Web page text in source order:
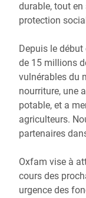
durable, tout
protection
Depuis le
de 15 millions
vulnérables du
nourriture, une
potable, et a
agriculteurs.
partenaires
Oxfam vise à
cours des
urgence des